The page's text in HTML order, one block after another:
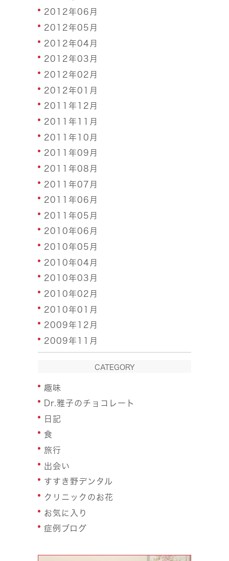
2012年06月
2012年05月
2012年04月
2012年03月
2012年02月
2012年01月
2011年12月
2011年11月
2011年10月
2011年09月
2011年08月
2011年07月
2011年06月
2011年05月
2010年06月
2010年05月
2010年04月
2010年03月
2010年02月
2010年01月
2009年12月
2009年11月
CATEGORY
趣味
Dr.雅子のチョコレート
日記
食
旅行
出会い
すすき野デンタル
クリニックのお花
お気に入り
症例ブログ